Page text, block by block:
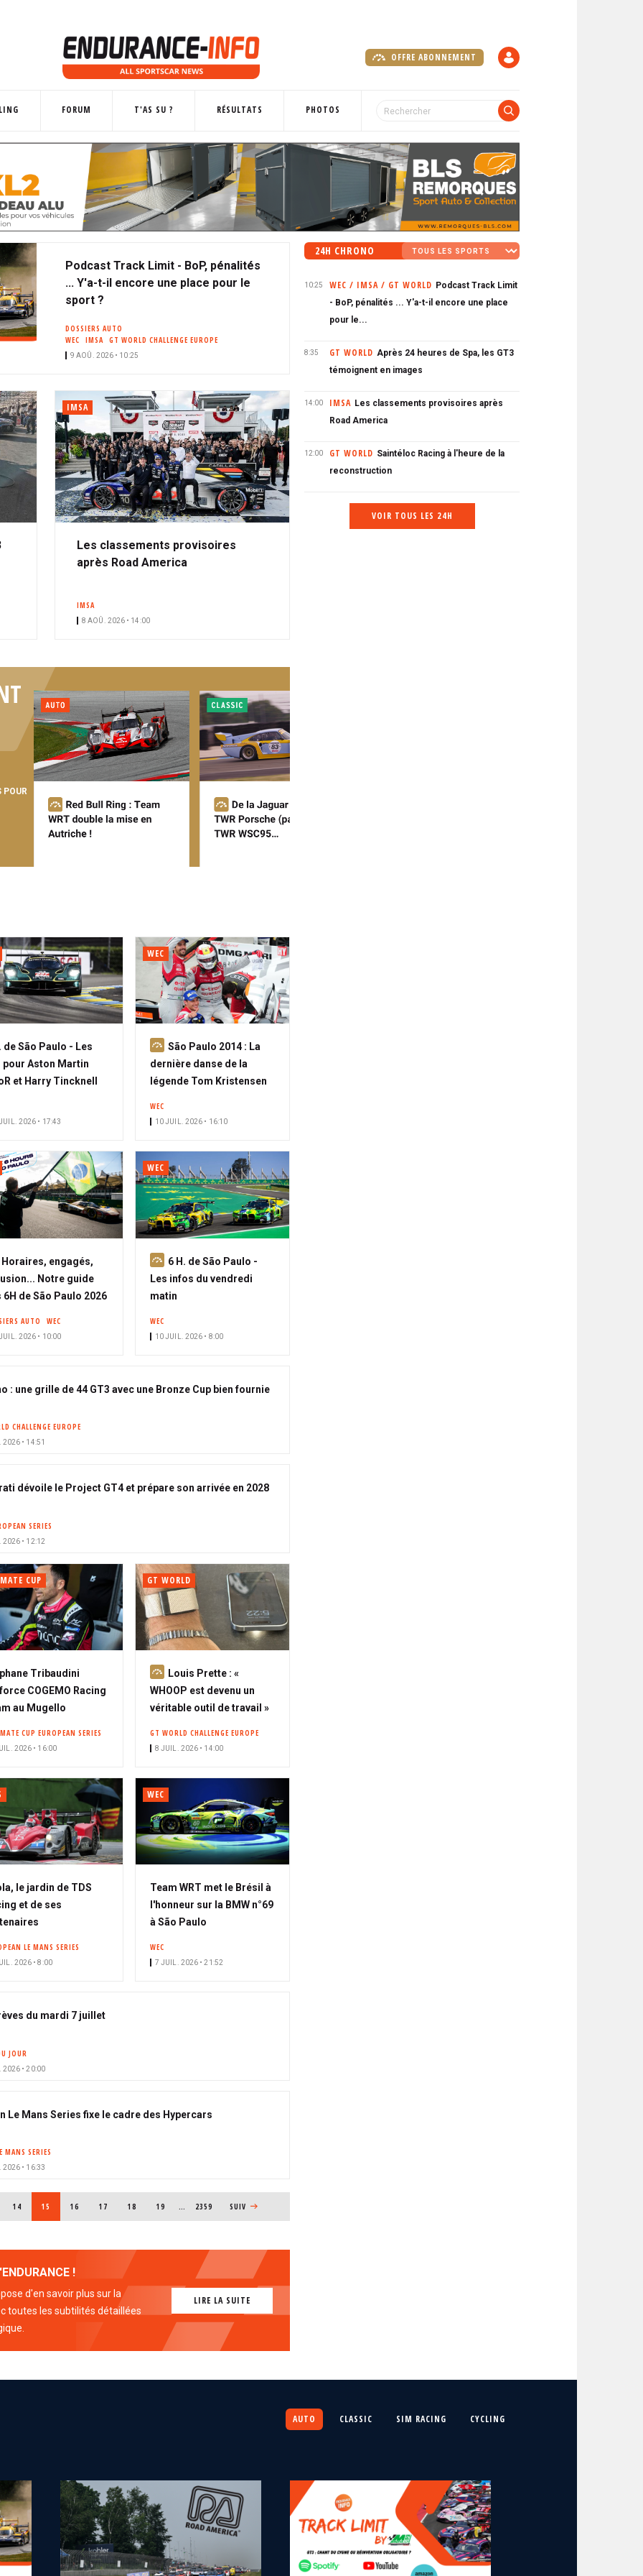
OFFRE ABONNEMENT
FORUM T'AS SU ? RÉSULTATS PHOTOS
Podcast Track Limit - BoP, pénalités
... Y'a-t-il encore une place pour le
sport ?
DOSSIERS AUTO
WEC
IMSA GT WORLD CHALLENGE EUROPE
9 AOÛ. 2026 • 10:25
IMSA
Les classements provisoires
après Road America
IMSA
8 AOÛ. 2026 • 14:00
POUR
de São Paulo - Les
pour Aston Martin
et Harry Tincknell
2026 • 17:43
WEC
A
b
o
São Paulo 2014 : La
dernière danse de la
légende Tom Kristensen
WEC
10 JUIL. 2026 • 16:10
A
b
o
Horaires, engagés,
Notre guide
6H de São Paulo 2026
AUTO WEC
2026 • 10:00
WEC
A
b
o
6 H. de São Paulo -
Les infos du vendredi
matin
WEC
10 JUIL. 2026 • 8:00
: une grille de 44 GT3 avec une Bronze Cup bien fournie
CHALLENGE EUROPE
2026 • 14:51
dévoile le Project GT4 et prépare son arrivée en 2028
SERIES
2026 • 12:12
CUP
Tribaudini
COGEMO Racing
au Mugello
CUP EUROPEAN SERIES
2026 • 16:00
GT WORLD
A
b
o
Louis Prette : «
WHOOP est devenu un
véritable outil de travail »
GT WORLD CHALLENGE EUROPE
8 JUIL. 2026 • 14:00
le jardin de TDS
et de ses
LE MANS SERIES
2026 • 8:00
WEC
Team WRT met le Brésil à
l'honneur sur la BMW n°69
à São Paulo
WEC
7 JUIL. 2026 • 21:52
du mardi 7 juillet
JOUR
2026 • 20:00
Le Mans Series fixe le cadre des Hypercars
MANS SERIES
2026 • 16:33
PAGE
14 PAGE COURANTE
15 PAGE
16 PAGE
17 PAGE
18 PAGE
19 … 2359 PAGE SUIVANTE
SUIV
!
d'en savoir plus sur la
toutes les subtilités détaillées
LIRE LA SUITE
24H CHRONO
10:25 WEC / IMSA / GT WORLD Podcast Track Limit
- BoP, pénalités ... Y'a-t-il encore une place
pour le...
8:35 GT WORLD Après 24 heures de Spa, les GT3
témoignent en images
14:00 IMSA Les classements provisoires après
Road America
12:00 GT WORLD Saintéloc Racing à l'heure de la
reconstruction
VOIR TOUS LES 24H
AUTO CLASSIC SIM RACING CYCLING